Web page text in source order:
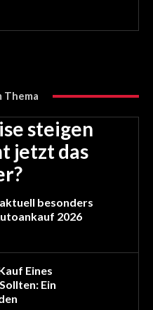
Thema
steigen
jetzt das
besonders
2026
Eines
Ein